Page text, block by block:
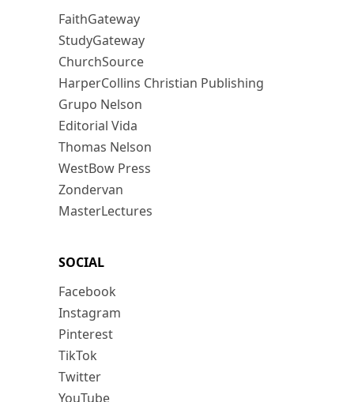
FaithGateway
StudyGateway
ChurchSource
HarperCollins Christian Publishing
Grupo Nelson
Editorial Vida
Thomas Nelson
WestBow Press
Zondervan
MasterLectures
SOCIAL
Facebook
Instagram
Pinterest
TikTok
Twitter
YouTube